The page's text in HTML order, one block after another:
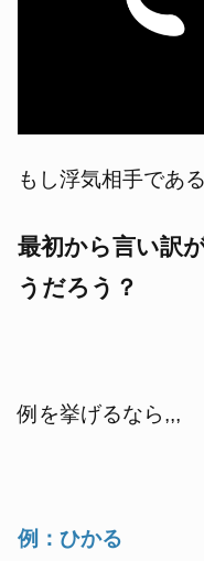
もし浮気相手であ
最初から言い訳
うだろう？
例を挙げるなら,,,
例：ひかる